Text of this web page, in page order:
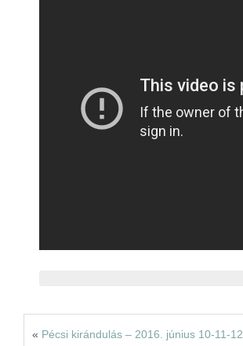
« Pécsi kirándulás – 2016. június 10-11-12.